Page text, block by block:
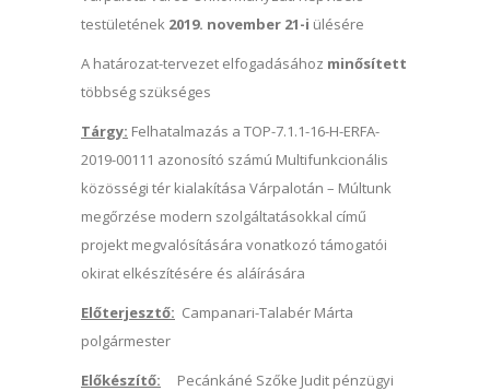
testületének 2019. november 21-i ülésére
A határozat-tervezet elfogadásához minősített
többség szükséges
Tárgy: Felhatalmazás a TOP-7.1.1-16-H-ERFA-
2019-00111 azonosító számú Multifunkcionális
közösségi tér kialakítása Várpalotán – Múltunk
megőrzése modern szolgáltatásokkal című
projekt megvalósítására vonatkozó támogatói
okirat elkészítésére és aláírására
Előterjesztő: Campanari-Talabér Márta
polgármester
Előkészítő: Pecánkáné Szőke Judit pénzügyi